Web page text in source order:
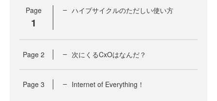
Page
1
ハイプサイクルのただしい使い方
Page 2 次にくるCxOはなんだ？
Page 3 Internet of Everything！